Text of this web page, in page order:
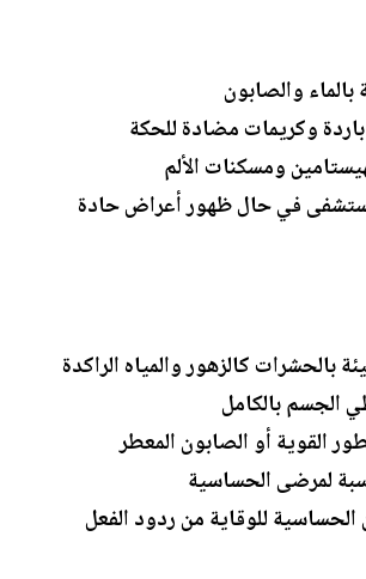
والصابون
وكريمات مضادة للحكة
ومسكنات الألم
في حال ظهور أعراض حادة
بالحشرات كالزهور والمياه الراكدة
الجسم بالكامل
القوية أو الصابون المعطر
لمرضى الحساسية
للوقاية من ردود الفعل